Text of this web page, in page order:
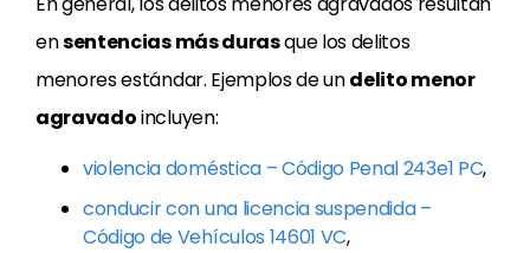
ensentencias más durasque los delitos
menores estándar. Ejemplos de undelito menor
agravadoincluyen:
violencia doméstica – Código Penal 243e1 PC,
conducir con una licencia suspendida –
Código de Vehículos 14601 VC,